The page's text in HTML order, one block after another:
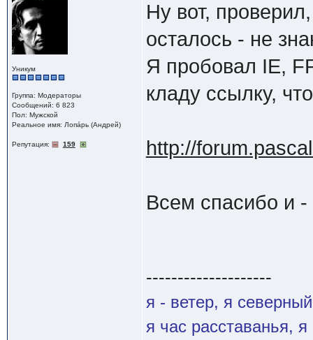
Уникум
Группа: Модераторы
Сообщений: 6 823
Пол: Мужской
Реальное имя: Лопáрь (Андрей)
Репутация: 159
Ну вот,
осталось - не
Я пробовал IE,
кладу ссылку,
http://
Всем спасибо и
--------------------
я - ветер, я
я час расставанья,